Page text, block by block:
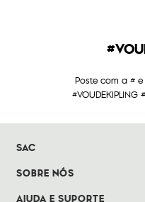
Poste com a #
#VOUDEKIPLING
SAC
SOBRE NÓS
AJUDA E SUPORTE